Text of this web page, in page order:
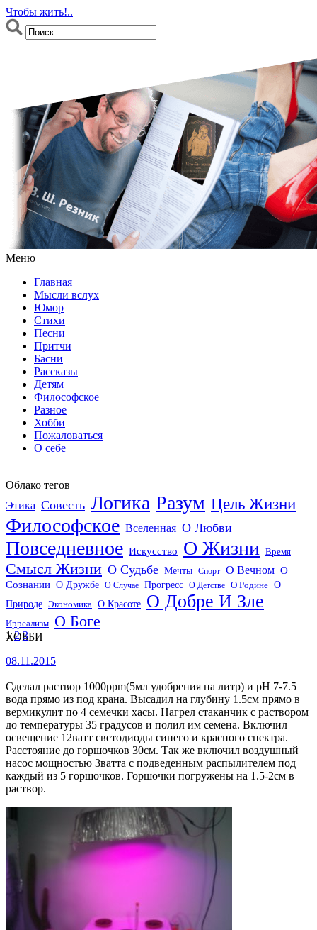
Чтобы жить!..
Меню
Главная
Мысли вслух
Юмор
Стихи
Песни
Притчи
Басни
Рассказы
Детям
Философское
Разное
Хобби
Пожаловаться
О себе
Облако тегов
Этика Совесть Логика Разум Цель Жизни
Философское Вселенная О Любви
Повседневное Искусство О Жизни Время
Смысл Жизни О Судьбе Мечты Спорт О Вечном О
Сознании О Дружбе О Случае Прогресс О Детстве О Родине О
Природе Экономика О Красоте О Добре И Зле
Ирреализм О Боге
ХОББИ
1 2 3
08.11.2015
Сделал раствор 1000ppm(5мл удобрения на литр) и pH 7-7.5
вода прямо из под крана. Высадил на глубину 1.5см прямо в
вермикулит по 4 семечки хасы. Нагрел стаканчик с раствором
до температуры 35 градусов и полил им семена. Включил
освещение 12ватт светодиоды синего и красного спектра.
Расстояние до горшочков 30см. Так же включил воздушный
насос мощностью 3ватта с подведенным распылителем под
каждый из 5 горшочков. Горшочки погружены на 1.5-2см в
раствор.